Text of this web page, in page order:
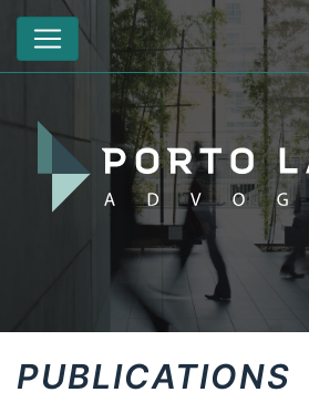
PUBLICATIONS